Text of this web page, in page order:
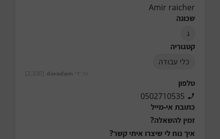
Amir raicher
שכונה
ג
קטגוריה
כלי עבודה
על ידי doradam
[2,330]
טלפון
0502710535
כתובת אי-מייל
זמין להשאלה?
איך נוח לי שיצרו איתי קשר?